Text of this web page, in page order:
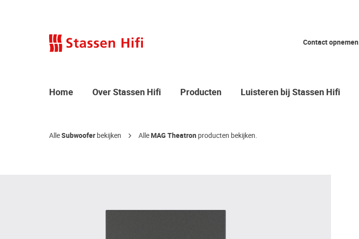
Contact opnemen
Home Over Stassen Hifi Producten Luisteren bij Stassen Hifi
AlleSubwoofer bekijken AlleMAG Theatron producten bekijken.